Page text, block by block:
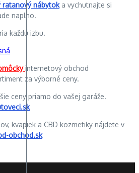
ratanový nábytoka vychutnajte si
naplno.
každú izbu.
internetový obchod
za výborné ceny.
ceny priamo do vašej garáže.
kvapiek a CBD kozmetiky nájdete v
obchod.sk